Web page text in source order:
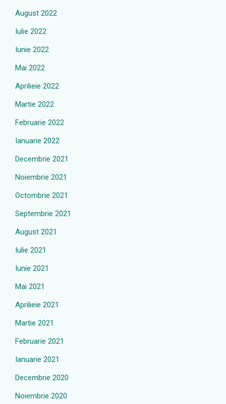
August 2022
Iulie 2022
Iunie 2022
Mai 2022
Aprilieie 2022
Martie 2022
Februarie 2022
Ianuarie 2022
Decembrie 2021
Noiembrie 2021
Octombrie 2021
Septembrie 2021
August 2021
Iulie 2021
Iunie 2021
Mai 2021
Aprilieie 2021
Martie 2021
Februarie 2021
Ianuarie 2021
Decembrie 2020
Noiembrie 2020